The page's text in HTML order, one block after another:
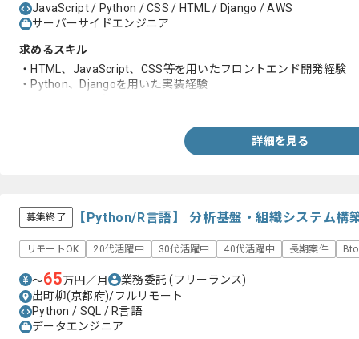
JavaScript / Python / CSS / HTML / Django / AWS
サーバーサイドエンジニア
求めるスキル
・HTML、JavaScript、CSS等を用いたフロントエンド開発経験
・Python、Djangoを用いた実装経験
詳細を見る
募集終了 【Python/R言語】 分析基盤・組織システム構
リモートOK 20代活躍中 30代活躍中 40代活躍中 長期案件
〜65万円／月 業務委託(フリーランス)
出町柳(京都府)/フルリモート
Python / SQL / R言語
データエンジニア